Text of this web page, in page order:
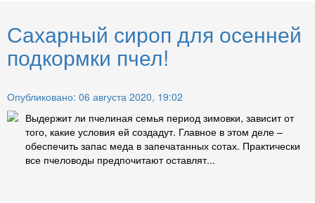
Сахарный сироп для осенней
подкормки пчел!
Опубликовано: 06 августа 2020, 19:02
Выдержит ли пчелиная семья период зимовки, зависит от
того, какие условия ей создадут. Главное в этом деле –
обеспечить запас меда в запечатанных сотах. Практически
все пчеловоды предпочитают оставлят...